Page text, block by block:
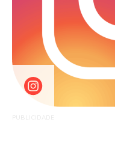
PUBLICIDADE